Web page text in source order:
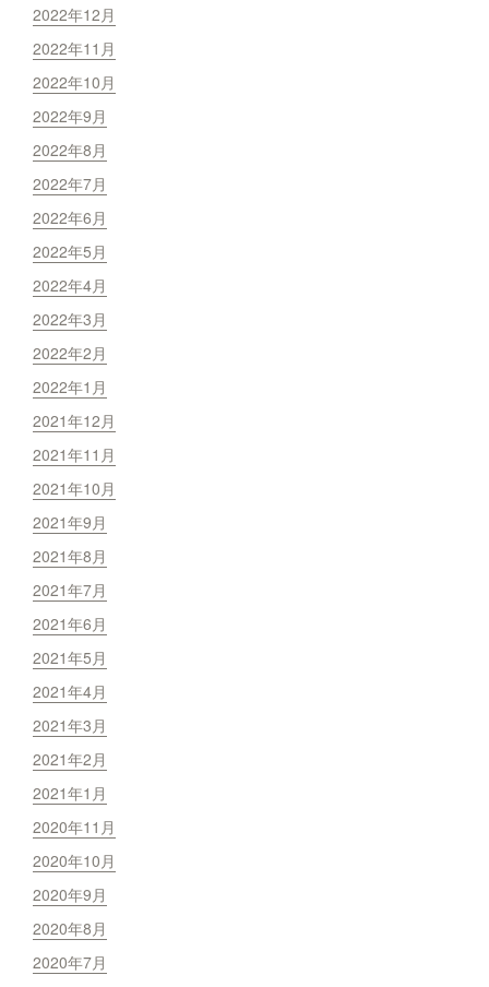
2022年12月
2022年11月
2022年10月
2022年9月
2022年8月
2022年7月
2022年6月
2022年5月
2022年4月
2022年3月
2022年2月
2022年1月
2021年12月
2021年11月
2021年10月
2021年9月
2021年8月
2021年7月
2021年6月
2021年5月
2021年4月
2021年3月
2021年2月
2021年1月
2020年11月
2020年10月
2020年9月
2020年8月
2020年7月